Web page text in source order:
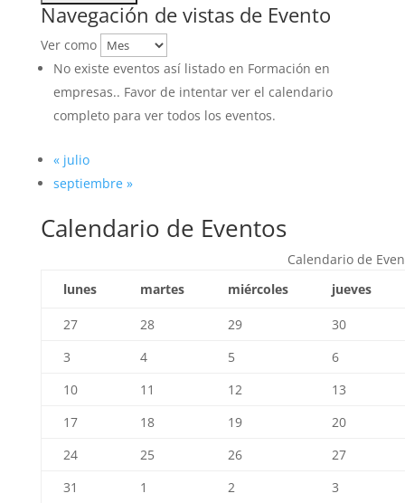
Navegación de vistas de Evento
Ver como
No existe eventos así listado en Formación en
empresas.. Favor de intentar ver el calendario
completo para ver todos los eventos.
«julio
septiembre »
Calendario de Eventos
Calendario de
lunes
martes miércoles jueves
27 28 29
30
3
4 5
6
10
11 12
13
17
18 19
20
24
25 26
27
31
1 2 3